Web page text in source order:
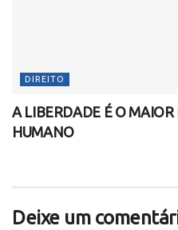
DIREITO
A LIBERDADE É O
HUMANO
Deixe um